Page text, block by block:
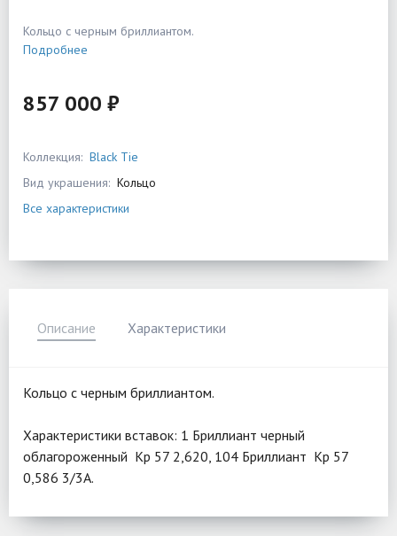
Кольцо с черным бриллиантом.
Подробнее
857 000 ₽
Коллекция: Black Tie
Вид украшения: Кольцо
Все характеристики
Описание Характеристики
Кольцо с черным бриллиантом.
Характеристики вставок: 1 Бриллиант черный
облагороженный Кр 57 2,620, 104 Бриллиант Кр 57
0,586 3/3А.